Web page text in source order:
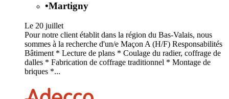
•Martigny
Le 20 juillet
Pour notre client établit dans la région du Bas-Valais, nous
sommes à la recherche d'un/e Maçon A (H/F) Responsabilités
Bâtiment * Lecture de plans * Coulage du radier, coffrage de
dalles * Fabrication de coffrage traditionnel * Montage de
briques *...